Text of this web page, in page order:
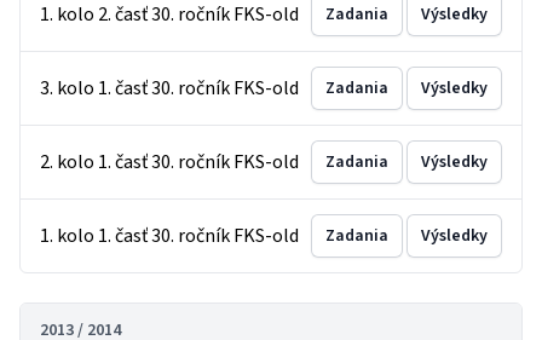
1. kolo 2. časť 30. ročník FKS-old Zadania Výsledky
3. kolo 1. časť 30. ročník FKS-old Zadania Výsledky
2. kolo 1. časť 30. ročník FKS-old Zadania Výsledky
1. kolo 1. časť 30. ročník FKS-old Zadania Výsledky
2013 / 2014